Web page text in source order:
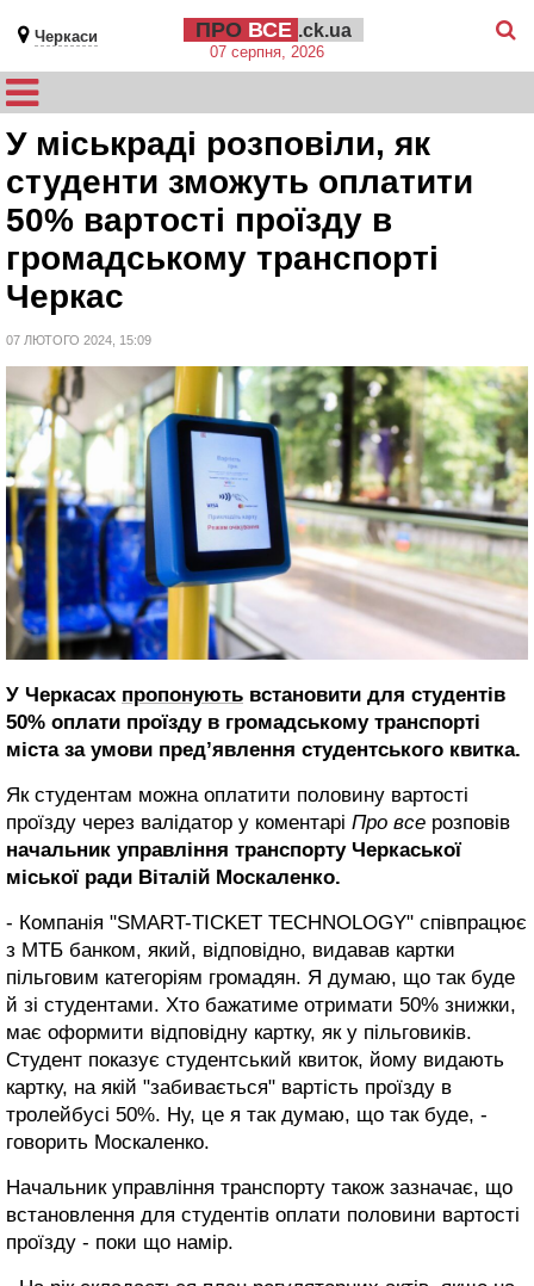
Черкаси ПРО ВСЕ .ck.ua
07 серпня, 2026
У міськраді розповіли, як
студенти зможуть оплатити
50% вартості проїзду в
громадському транспорті
Черкас
07 ЛЮТОГО 2024, 15:09
У Черкасах пропонують встановити для студентів
50% оплати проїзду в громадському транспорті
міста за умови пред’явлення студентського квитка.
Як студентам можна оплатити половину вартості
проїзду через валідатор у коментарі Про все розповів
начальник управління транспорту Черкаської
міської ради Віталій Москаленко.
- Компанія "SMART-TICKET TECHNOLOGY" співпрацює
з МТБ банком, який, відповідно, видавав картки
пільговим категоріям громадян. Я думаю, що так буде
й зі студентами. Хто бажатиме отримати 50% знижки,
має оформити відповідну картку, як у пільговиків.
Студент показує студентський квиток, йому видають
картку, на якій "забивається" вартість проїзду в
тролейбусі 50%. Ну, це я так думаю, що так буде, -
говорить Москаленко.
Начальник управління транспорту також зазначає, що
встановлення для студентів оплати половини вартості
проїзду - поки що намір.